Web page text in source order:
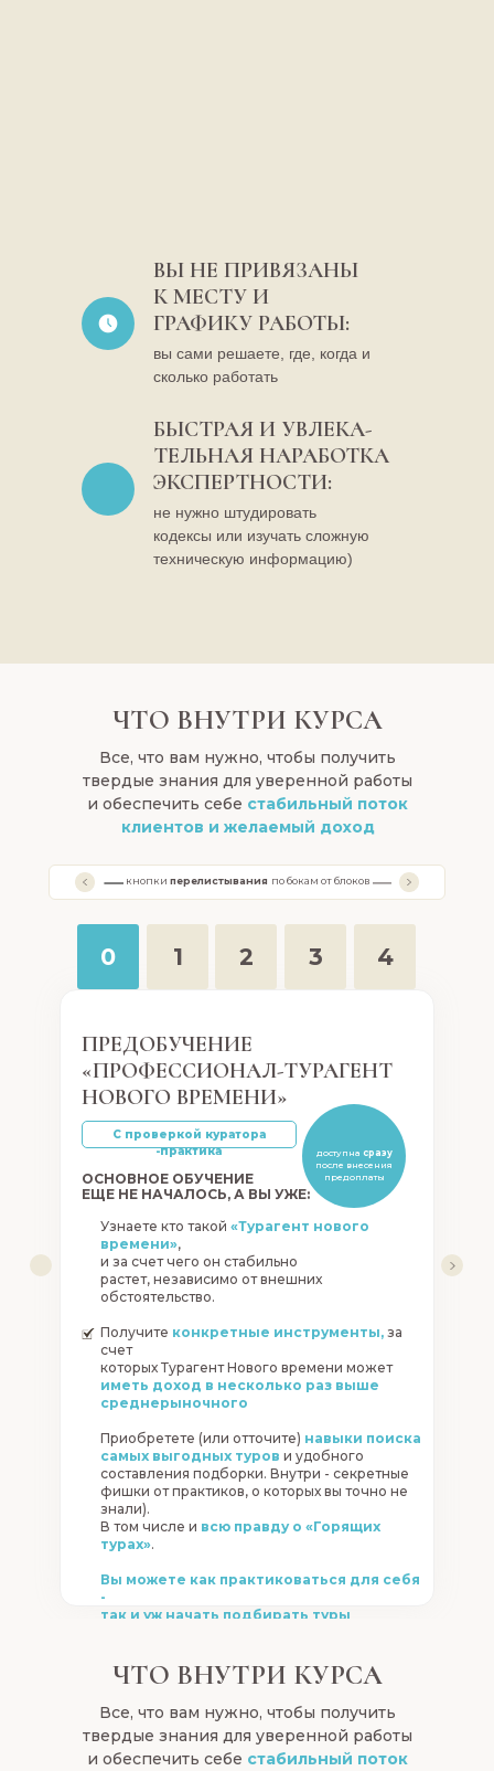
не нужно штудировать
кодексы или изучать сложную
техническую информацию)
БЫСТРАЯ И УВЛЕКА-
ТЕЛЬНАЯ НАРАБОТКА
ЭКСПЕРТНОСТИ:
вы сами решаете, где, когда и
сколько работать
ВЫ НЕ ПРИВЯЗАНЫ
К МЕСТУ И
ГРАФИКУ РАБОТЫ:
ЧТО ВНУТРИ КУРСА
0 1 2 3 4
ПРЕДОБУЧЕНИЕ
«ПРОФЕССИОНАЛ-ТУРАГЕНТ
НОВОГО ВРЕМЕНИ»
Все, что вам нужно, чтобы получить
твердые знания для уверенной работы
и обеспечить себе стабильный поток
клиентов и желаемый доход
ОСНОВНОЕ ОБУЧЕНИЕ
ЕЩЕ НЕ НАЧАЛОСЬ, А ВЫ УЖЕ:
Узнаете кто такой «Турагент нового
времени»,
и за счет чего он стабильно
растет, независимо от внешних
обстоятельство.
Получите конкретные инструменты, за
счет
которых Турагент Нового времени может
иметь доход в несколько раз выше
среднерыночного
Приобретете (или отточите) навыки поиска
самых выгодных туров и удобного
составления подборки. Внутри - секретные
фишки от практиков, о которых вы точно не
знали).
В том числе и всю правду о «Горящих
турах».
Вы можете как практиковаться для себя
-
так и уж начать подбирать туры
доступна сразу
после внесения
предоплаты
С проверкой куратора
-практика
кнопки перелистывания по бокам от блоков
ЧТО ВНУТРИ КУРСА
0 1
Все, что вам нужно, чтобы получить
твердые знания для уверенной работы
и обеспечить себе стабильный поток
НО УМЕЯ
СОСТАВЛЯТЬ “НЕ
6 МОДУЛЕЙ.
СТУПЕНЬ, В
КОТОРОЙ ВЫ